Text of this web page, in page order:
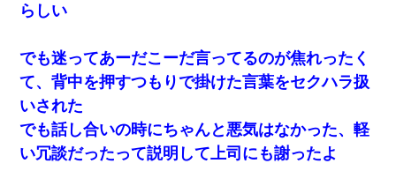
13歳娘が元嫁のところから逃げてきた。どう扱ったらいいのかわ
からない
さっき嫁から、「愛しています」ってメールが届いた。俺も「愛
してます」って送ったら
らしい
でも迷ってあーだこーだ言ってるのが焦れったく
て、背中を押すつもりで掛けた言葉をセクハラ扱
いされた
でも話し合いの時にちゃんと悪気はなかった、軽
い冗談だったって説明して上司にも謝ったよ